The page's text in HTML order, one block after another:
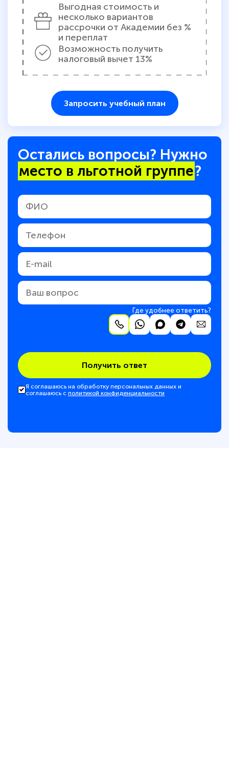
Выгодная стоимость и
несколько вариантов
рассрочки от Академии без %
и переплат
Возможность получить
налоговый вычет 13%
Запросить учебный план
Остались вопросы? Нужно
место в льготной группе?
Где удобнее ответить?
Получить ответ
Я соглашаюсь на обработку персональных данных и
соглашаюсь с политикой конфиденциальности